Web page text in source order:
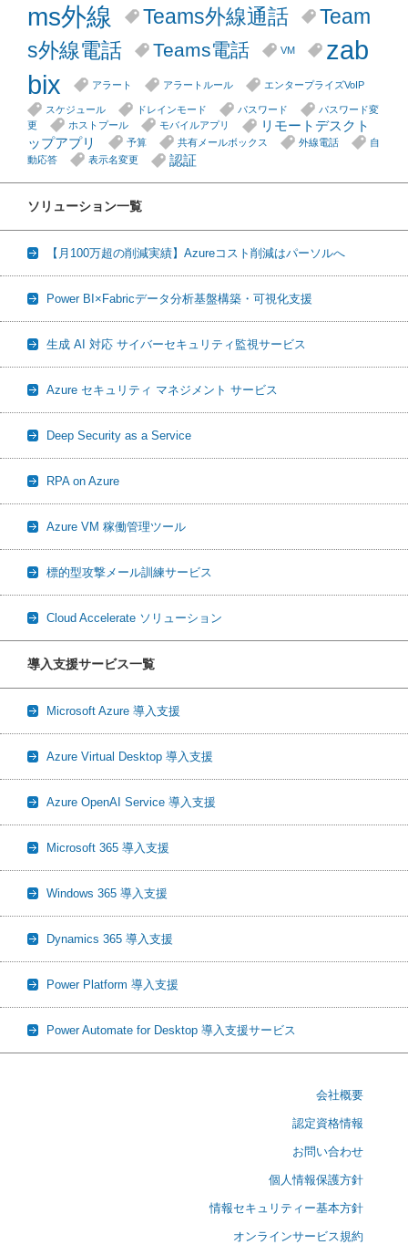
ms外線
Teams外線通話
Team
s外線電話
Teams電話 VM
zab
bix
アラート アラートルール エンタープライズVoIP
スケジュール ドレインモード パスワード
パスワード変
更
ホストプール モバイルアプリ
リモートデスクト
ップアプリ
予算 共有メールボックス 外線電話
自
動応答
表示名変更 認証
ソリューション一覧
【月100万超の削減実績】Azureコスト削減はパーソルへ
Power BI×Fabricデータ分析基盤構築・可視化支援
生成 AI 対応 サイバーセキュリティ監視サービス
Azure セキュリティ マネジメント サービス
Deep Security as a Service
RPA on Azure
Azure VM 稼働管理ツール
標的型攻撃メール訓練サービス
Cloud Accelerate ソリューション
導入支援サービス一覧
Microsoft Azure 導入支援
Azure Virtual Desktop 導入支援
Azure OpenAI Service 導入支援
Microsoft 365 導入支援
Windows 365 導入支援
Dynamics 365 導入支援
Power Platform 導入支援
Power Automate for Desktop 導入支援サービス
会社概要
認定資格情報
お問い合わせ
個人情報保護方針
情報セキュリティー基本方針
オンラインサービス規約